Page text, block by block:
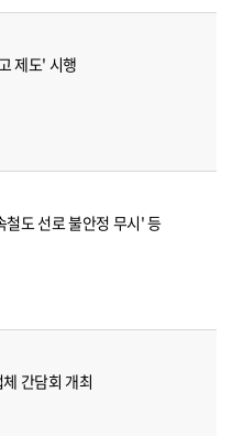
제도' 시행
도 선로 불안정 무시' 등
간담회 개최